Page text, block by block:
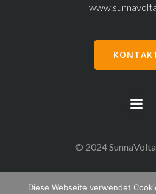
© 2024
Diese Webseite verwendet